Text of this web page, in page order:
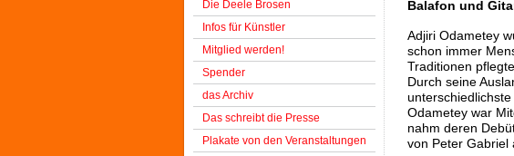
Die Deele Brosen
Infos für Künstler
Mitglied werden!
Spender
das Archiv
Das schreibt die Presse
Plakate von den Veranstaltungen
Balafon und
Adjiri Odametey
schon immer
Traditionen
Durch seine
Odametey war
nahm deren
von Peter Gabriel